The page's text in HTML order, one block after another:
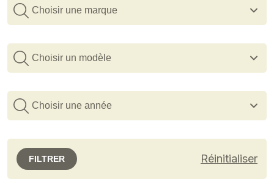
Choisir une marque
Choisir un modèle
Choisir une année
FILTRER Réinitialiser